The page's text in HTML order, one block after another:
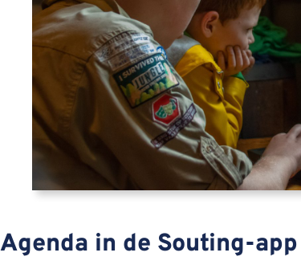
Agenda in de Souting-app